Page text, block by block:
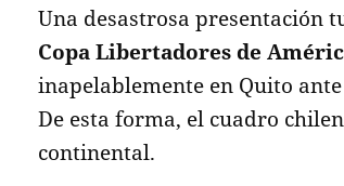
Una desastrosa presentación
Copa Libertadores de
inapelablemente en Quito
De esta forma, el cuadro
continental.